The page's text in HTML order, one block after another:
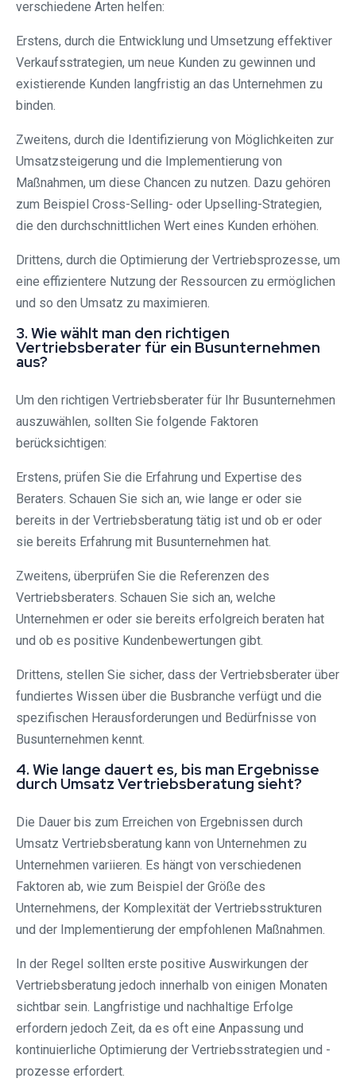
verschiedene Arten helfen:
Erstens, durch die Entwicklung und Umsetzung effektiver
Verkaufsstrategien, um neue Kunden zu gewinnen und
existierende Kunden langfristig an das Unternehmen zu
binden.
Zweitens, durch die Identifizierung von Möglichkeiten zur
Umsatzsteigerung und die Implementierung von
Maßnahmen, um diese Chancen zu nutzen. Dazu gehören
zum Beispiel Cross-Selling- oder Upselling-Strategien,
die den durchschnittlichen Wert eines Kunden erhöhen.
Drittens, durch die Optimierung der Vertriebsprozesse, um
eine effizientere Nutzung der Ressourcen zu ermöglichen
und so den Umsatz zu maximieren.
3. Wie wählt man den richtigen
Vertriebsberater für ein Busunternehmen
aus?
Um den richtigen Vertriebsberater für Ihr Busunternehmen
auszuwählen, sollten Sie folgende Faktoren
berücksichtigen:
Erstens, prüfen Sie die Erfahrung und Expertise des
Beraters. Schauen Sie sich an, wie lange er oder sie
bereits in der Vertriebsberatung tätig ist und ob er oder
sie bereits Erfahrung mit Busunternehmen hat.
Zweitens, überprüfen Sie die Referenzen des
Vertriebsberaters. Schauen Sie sich an, welche
Unternehmen er oder sie bereits erfolgreich beraten hat
und ob es positive Kundenbewertungen gibt.
Drittens, stellen Sie sicher, dass der Vertriebsberater über
fundiertes Wissen über die Busbranche verfügt und die
spezifischen Herausforderungen und Bedürfnisse von
Busunternehmen kennt.
4. Wie lange dauert es, bis man Ergebnisse
durch Umsatz Vertriebsberatung sieht?
Die Dauer bis zum Erreichen von Ergebnissen durch
Umsatz Vertriebsberatung kann von Unternehmen zu
Unternehmen variieren. Es hängt von verschiedenen
Faktoren ab, wie zum Beispiel der Größe des
Unternehmens, der Komplexität der Vertriebsstrukturen
und der Implementierung der empfohlenen Maßnahmen.
In der Regel sollten erste positive Auswirkungen der
Vertriebsberatung jedoch innerhalb von einigen Monaten
sichtbar sein. Langfristige und nachhaltige Erfolge
erfordern jedoch Zeit, da es oft eine Anpassung und
kontinuierliche Optimierung der Vertriebsstrategien und -
prozesse erfordert.